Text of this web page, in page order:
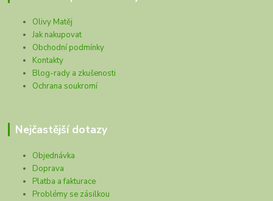
Olivy Matěj
Jak nakupovat
Obchodní podmínky
Kontakty
Blog-rady a zkušenosti
Ochrana soukromí
Nejčastější dotazy
Objednávka
Doprava
Platba a fakturace
Problémy se zásilkou